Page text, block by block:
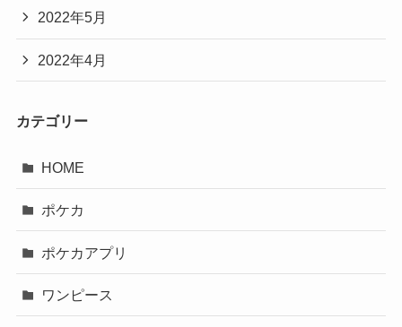
2022年5月
2022年4月
カテゴリー
HOME
ポケカ
ポケカアプリ
ワンピース